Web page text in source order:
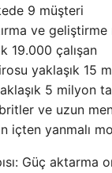
9 müşteri
ve geliştirme
19.000 çalışan
yaklaşık 15
5 milyon
ve uzun
içten yanmalı
Güç aktarma